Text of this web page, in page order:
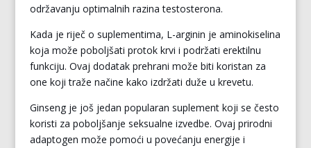
održavanju optimalnih razina testosterona.
Kada je riječ o suplementima, L-arginin je aminokiselina
koja može poboljšati protok krvi i podržati erektilnu
funkciju. Ovaj dodatak prehrani može biti koristan za
one koji traže načine kako izdržati duže u krevetu.
Ginseng je još jedan popularan suplement koji se često
koristi za poboljšanje seksualne izvedbe. Ovaj prirodni
adaptogen može pomoći u povećanju energije i